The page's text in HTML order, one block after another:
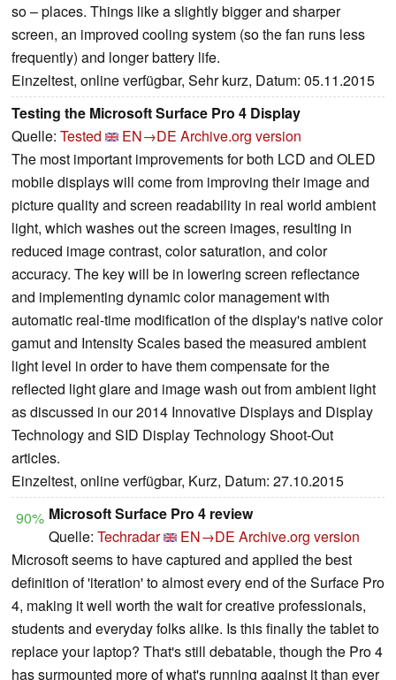
so – places. Things like a slightly bigger and sharper
screen, an improved cooling system (so the fan runs less
frequently) and longer battery life.
Einzeltest, online verfügbar, Sehr kurz, Datum: 05.11.2015
Testing the Microsoft Surface Pro 4 Display
Quelle: Tested EN→DE Archive.org version
The most important improvements for both LCD and OLED
mobile displays will come from improving their image and
picture quality and screen readability in real world ambient
light, which washes out the screen images, resulting in
reduced image contrast, color saturation, and color
accuracy. The key will be in lowering screen reflectance
and implementing dynamic color management with
automatic real-time modification of the display's native color
gamut and Intensity Scales based the measured ambient
light level in order to have them compensate for the
reflected light glare and image wash out from ambient light
as discussed in our 2014 Innovative Displays and Display
Technology and SID Display Technology Shoot-Out
articles.
Einzeltest, online verfügbar, Kurz, Datum: 27.10.2015
90% Microsoft Surface Pro 4 review
Quelle: Techradar EN→DE Archive.org version
Microsoft seems to have captured and applied the best
definition of 'iteration' to almost every end of the Surface Pro
4, making it well worth the wait for creative professionals,
students and everyday folks alike. Is this finally the tablet to
replace your laptop? That's still debatable, though the Pro 4
has surmounted more of what's running against it than ever